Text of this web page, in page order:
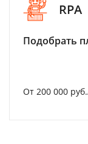
RPA
Подобрать
От 200 000